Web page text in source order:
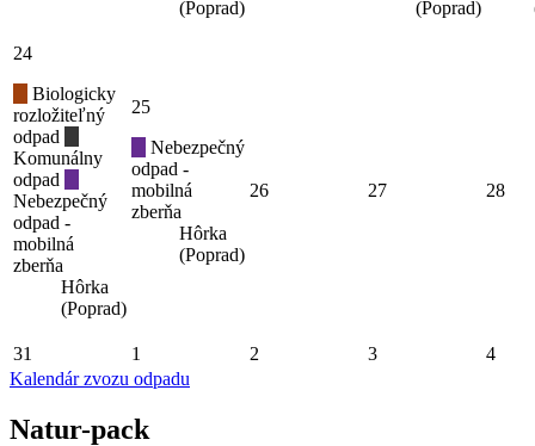
(Poprad)
(Poprad)
24
Biologicky
rozložiteľný
odpad
Komunálny
odpad
Nebezpečný
odpad -
mobilná
zberňa
Hôrka
(Poprad)
25
Nebezpečný
odpad -
mobilná
zberňa
Hôrka
(Poprad)
26 27 28
31 1 2 3
4
Kalendár zvozu odpadu
Natur-pack